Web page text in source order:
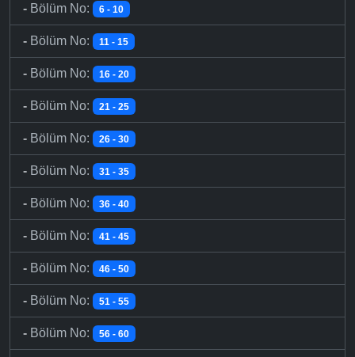
- Bölüm No: 6 - 10
- Bölüm No: 11 - 15
- Bölüm No: 16 - 20
- Bölüm No: 21 - 25
- Bölüm No: 26 - 30
- Bölüm No: 31 - 35
- Bölüm No: 36 - 40
- Bölüm No: 41 - 45
- Bölüm No: 46 - 50
- Bölüm No: 51 - 55
- Bölüm No: 56 - 60